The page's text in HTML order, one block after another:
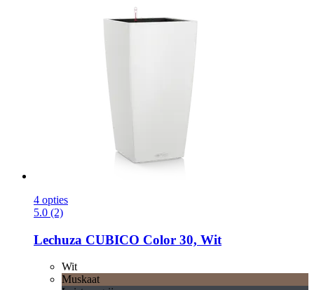
4 opties
5.0 (2)
Lechuza CUBICO Color 30, Wit
Wit
Muskaat